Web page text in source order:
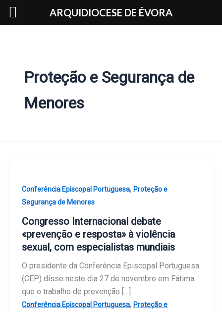
Skip
Proteção e Segurança de
Menores
Conferência Episcopal Portuguesa, Proteção e
Segurança de Menores
Congresso Internacional debate
«prevenção e resposta» à violência
sexual, com especialistas mundiais
O presidente da Conferência Episcopal Portuguesa
(CEP) disse neste dia 27 de novembro em Fátima
que o trabalho de prevenção […]
Conferência Episcopal Portuguesa, Proteção e
ARQUIDIOCESE DE ÉVORA